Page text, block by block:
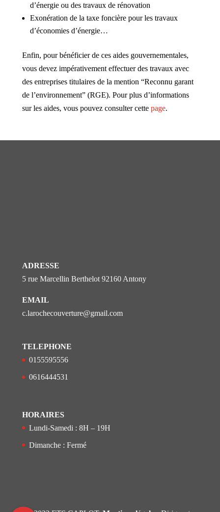
d’énergie ou des travaux de rénovation
Exonération de la taxe foncière pour les travaux
d’économies d’énergie…
Enfin, pour bénéficier de ces aides gouvernementales,
vous devez impérativement effectuer des travaux avec
des entreprises titulaires de la mention “Reconnu garant
de l’environnement” (RGE). Pour plus d’informations
sur les aides, vous pouvez consulter cette page.
ADRESSE
5 rue Marcellin Berthelot 92160 Antony
EMAIL
c.larochecouverture@gmail.com
TELEPHONE
0155595556
0616444531
HORAIRES
Lundi-Samedi : 8H – 19H
Dimanche : Fermé